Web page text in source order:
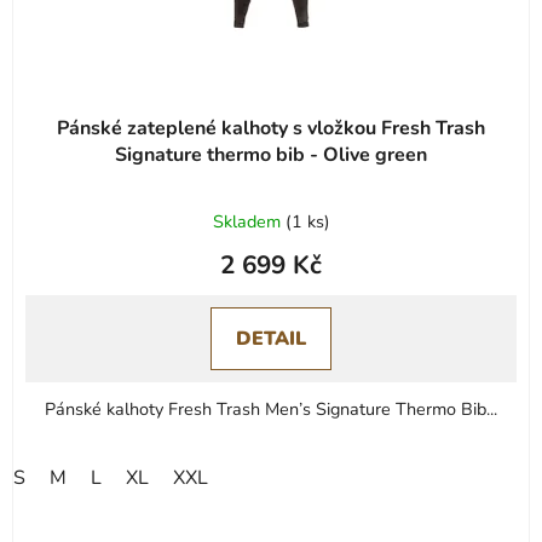
Pánské zateplené kalhoty s vložkou Fresh Trash
Signature thermo bib - Olive green
Skladem (1 ks)
2 699 Kč
DETAIL
Pánské kalhoty Fresh Trash Men’s Signature Thermo Bib...
S M L XL XXL